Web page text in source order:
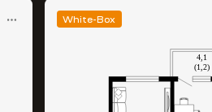
White-Box